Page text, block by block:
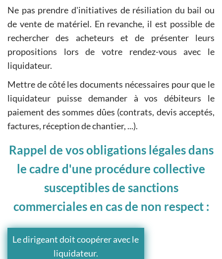
Ne pas prendre d'initiatives de résiliation du bail ou
de vente de matériel. En revanche, il est possible de
rechercher des acheteurs et de présenter leurs
propositions lors de votre rendez-vous avec le
liquidateur.
Mettre de côté les documents nécessaires pour que le
liquidateur puisse demander à vos débiteurs le
paiement des sommes dûes (contrats, devis acceptés,
factures, réception de chantier, ...).
Rappel de vos obligations légales dans
le cadre d'une procédure collective
susceptibles de sanctions
commerciales en cas de non respect :
Le dirigeant doit coopérer avec le
liquidateur.